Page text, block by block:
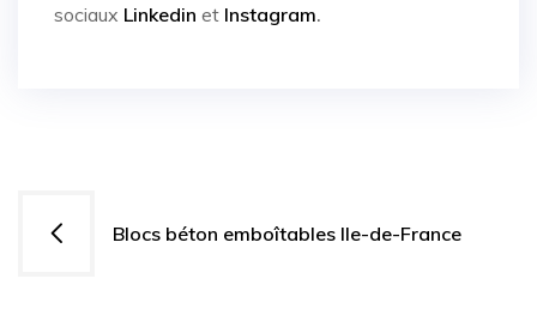
sociaux Linkedin et Instagram.
Navigation
Blocs béton emboîtables Ile-de-France